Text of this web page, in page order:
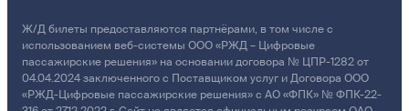
Ж/Д билеты предоставляются партнёрами, в том числе с
использованием веб-системы ООО «РЖД – Цифровые
пассажирские решения» на основании договора № ЦПР-1282 от
04.04.2024 заключенного с Поставщиком услуг и Договора ООО
«РЖД-Цифровые пассажирские решения» с АО «ФПК» № ФПК-22-